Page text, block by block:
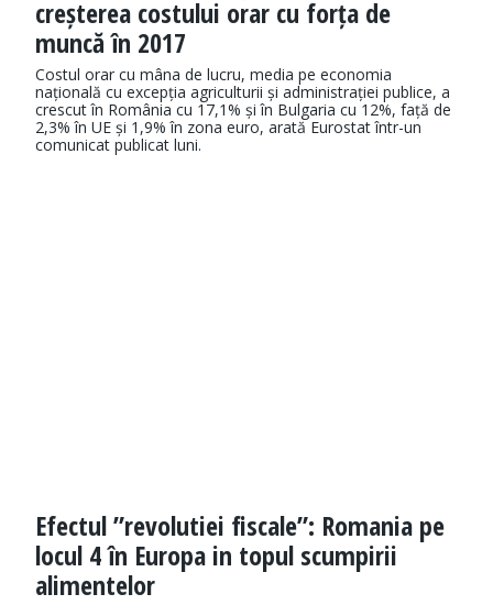
creșterea costului orar cu forța de
muncă în 2017
Costul orar cu mâna de lucru, media pe economia
națională cu excepția agriculturii și administrației publice, a
crescut în România cu 17,1% și în Bulgaria cu 12%, față de
2,3% în UE și 1,9% în zona euro, arată Eurostat într-un
comunicat publicat luni.
Efectul ”revolutiei fiscale”: Romania pe
locul 4 în Europa in topul scumpirii
alimentelor